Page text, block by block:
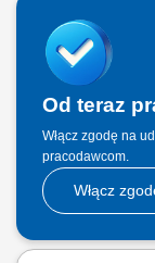
zgodnie z normami;
etykietowania
dokumentacji
Od teraz
Włącz zgodę na
pracodawcom.
Włącz